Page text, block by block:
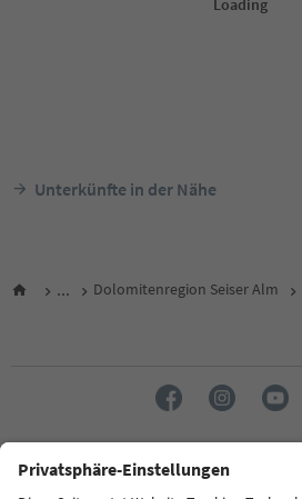
Unterkünfte in der Nähe
... Dolomitenregion Seiser Alm
Sprache: Deutsch